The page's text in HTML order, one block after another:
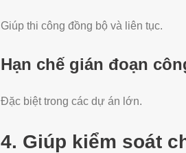
Giúp thi công đồng bộ và liên tục.
Hạn chế gián đoạn
Đặc biệt trong các dự án lớn.
4. Giúp kiểm soát